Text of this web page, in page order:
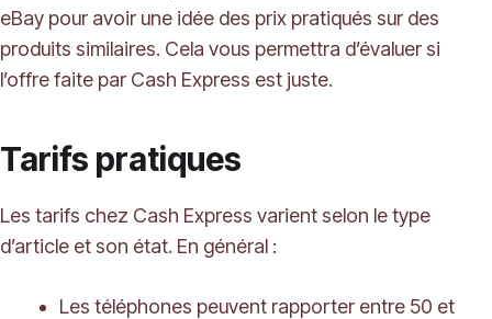
eBay pour avoir une idée des prix pratiqués sur des
produits similaires. Cela vous permettra d’évaluer si
l’offre faite par Cash Express est juste.
Tarifs pratiques
Les tarifs chez Cash Express varient selon le type
d’article et son état. En général :
Les téléphones peuvent rapporter entre 50 et